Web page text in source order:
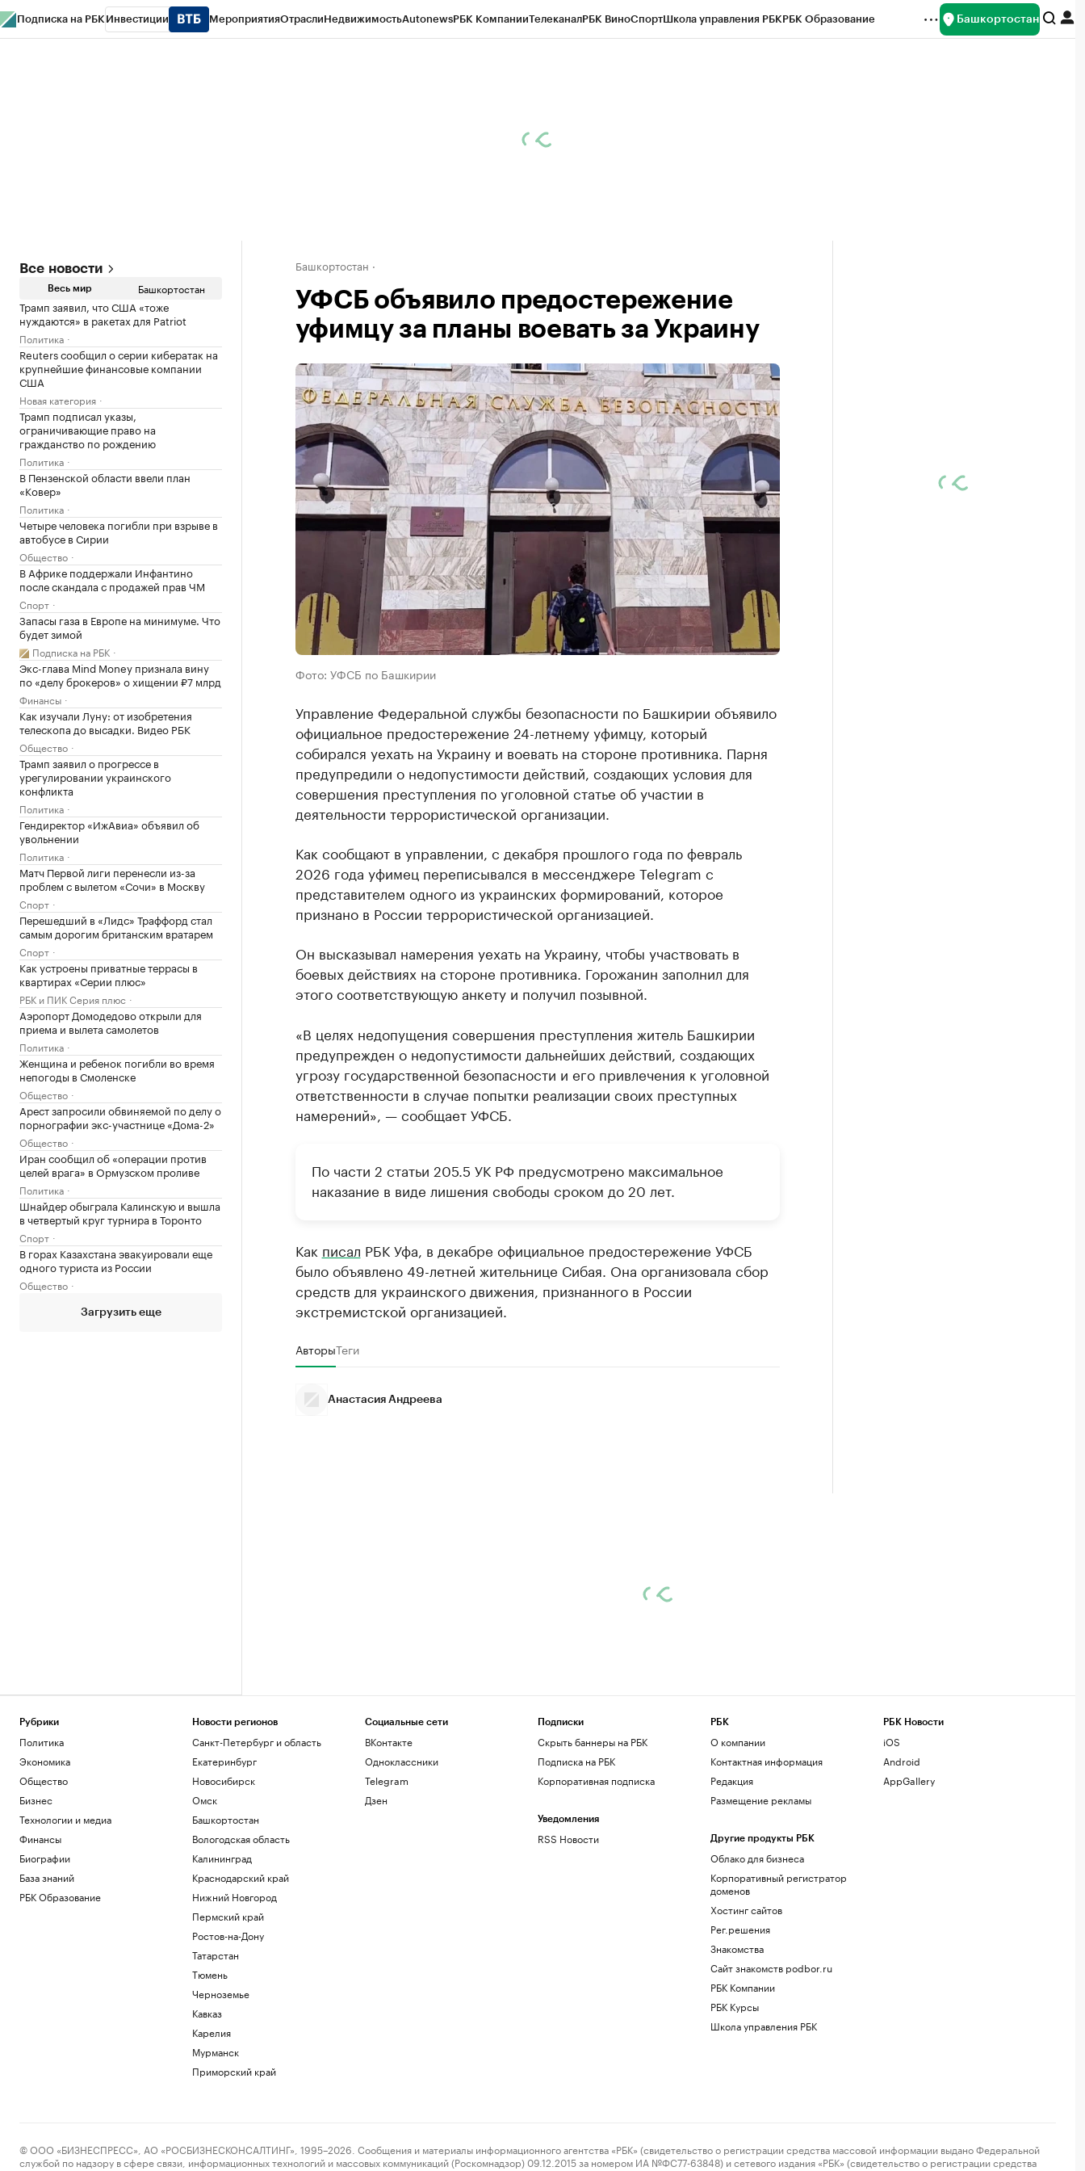
Подписка на РБК Инвестиции МероприятияОтраслиНедвижимостьAutonewsРБК КомпанииТелеканалРБК ВиноСпортШкола управления РБКРБК Образование Башкортостан
Все новости
Весь мир Башкортостан
Трамп заявил, что США «тоже
нуждаются» в ракетах для Patriot
Политика
Reuters сообщил о серии кибератак на
крупнейшие финансовые компании
США
Новая категория
Трамп подписал указы,
ограничивающие право на
гражданство по рождению
Политика
В Пензенской области ввели план
«Ковер»
Политика
Четыре человека погибли при взрыве в
автобусе в Сирии
Общество
В Африке поддержали Инфантино
после скандала с продажей прав ЧМ
Спорт
Запасы газа в Европе на минимуме. Что
будет зимой
Подписка на РБК
Экс-глава Mind Money признала вину
по «делу брокеров» о хищении ₽7 млрд
Финансы
Как изучали Луну: от изобретения
телескопа до высадки. Видео РБК
Общество
Трамп заявил о прогрессе в
урегулировании украинского
конфликта
Политика
Гендиректор «ИжАвиа» объявил об
увольнении
Политика
Матч Первой лиги перенесли из-за
проблем с вылетом «Сочи» в Москву
Спорт
Перешедший в «Лидс» Траффорд стал
самым дорогим британским вратарем
Спорт
Как устроены приватные террасы в
квартирах «Серии плюс»
РБК и ПИК Серия плюс
Аэропорт Домодедово открыли для
приема и вылета самолетов
Политика
Женщина и ребенок погибли во время
непогоды в Смоленске
Общество
Арест запросили обвиняемой по делу о
порнографии экс-участнице «Дома-2»
Общество
Иран сообщил об «операции против
целей врага» в Ормузском проливе
Политика
Шнайдер обыграла Калинскую и вышла
в четвертый круг турнира в Торонто
Спорт
В горах Казахстана эвакуировали еще
одного туриста из России
Общество
Загрузить еще
Башкортостан
УФСБ объявило предостережение
уфимцу за планы воевать за Украину
Фото: УФСБ по Башкирии
Управление Федеральной службы безопасности по Башкирии объявило
официальное предостережение 24-летнему уфимцу, который
собирался уехать на Украину и воевать на стороне противника. Парня
предупредили о недопустимости действий, создающих условия для
совершения преступления по уголовной статье об участии в
деятельности террористической организации.
Как сообщают в управлении, с декабря прошлого года по февраль
2026 года уфимец переписывался в мессенджере Telegram с
представителем одного из украинских формирований, которое
признано в России террористической организацией.
Он высказывал намерения уехать на Украину, чтобы участвовать в
боевых действиях на стороне противника. Горожанин заполнил для
этого соответствующую анкету и получил позывной.
«В целях недопущения совершения преступления житель Башкирии
предупрежден о недопустимости дальнейших действий, создающих
угрозу государственной безопасности и его привлечения к уголовной
ответственности в случае попытки реализации своих преступных
намерений», — сообщает УФСБ.
По части 2 статьи 205.5 УК РФ предусмотрено максимальное
наказание в виде лишения свободы сроком до 20 лет.
Как писал РБК Уфа, в декабре официальное предостережение УФСБ
было объявлено 49-летней жительнице Сибая. Она организовала сбор
средств для украинского движения, признанного в России
экстремистской организацией.
АвторыТеги
Анастасия Андреева
Рубрики
Политика
Экономика
Общество
Бизнес
Технологии и медиа
Финансы
Биографии
База знаний
РБК Образование
Новости регионов
Санкт-Петербург и область
Екатеринбург
Новосибирск
Омск
Башкортостан
Вологодская область
Калининград
Краснодарский край
Нижний Новгород
Пермский край
Ростов-на-Дону
Татарстан
Тюмень
Черноземье
Кавказ
Карелия
Мурманск
Приморский край
Социальные сети
ВКонтакте
Одноклассники
Telegram
Дзен
Подписки
Скрыть баннеры на РБК
Подписка на РБК
Корпоративная подписка
Уведомления
RSS Новости
РБК
О компании
Контактная информация
Редакция
Размещение рекламы
Другие продукты РБК
Облако для бизнеса
Корпоративный регистратор
доменов
Хостинг сайтов
Рег.решения
Знакомства
Сайт знакомств podbor.ru
РБК Компании
РБК Курсы
Школа управления РБК
РБК Новости
iOS
Android
AppGallery
© ООО «БИЗНЕСПРЕСС», АО «РОСБИЗНЕСКОНСАЛТИНГ», 1995–2026. Сообщения и материалы информационного агентства «РБК» (свидетельство о регистрации средства массовой информации выдано Федеральной
службой по надзору в сфере связи, информационных технологий и массовых коммуникаций (Роскомнадзор) 09.12.2015 за номером ИА №ФС77-63848) и сетевого издания «РБК» (свидетельство о регистрации средства